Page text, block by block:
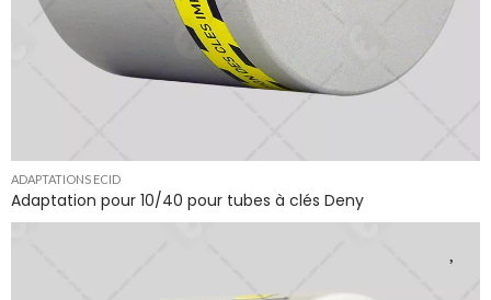
ADAPTATIONS ECID
Adaptation pour 10/40 pour tubes à clés Deny